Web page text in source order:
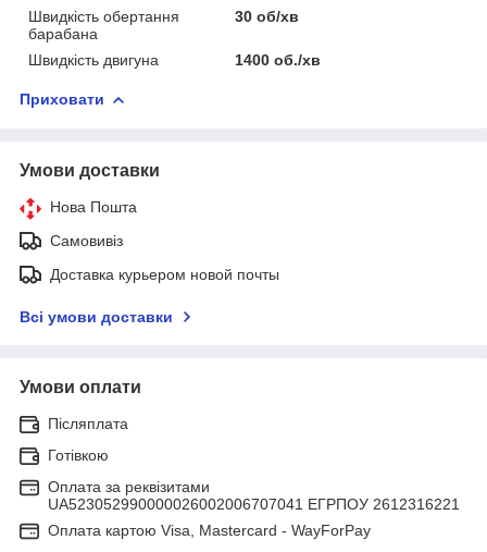
Швидкість обертання
барабана
30 об/хв
Швидкість двигуна 1400 об./хв
Приховати
Умови доставки
Нова Пошта
Самовивіз
Доставка курьером новой почты
Всі умови доставки
Умови оплати
Післяплата
Готівкою
Оплата за реквізитами
UA523052990000026002006707041 ЕГРПОУ 2612316221
Оплата картою Visa, Mastercard - WayForPay